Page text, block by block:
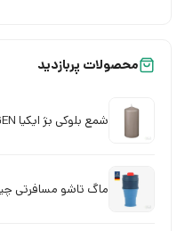
محصولات پربازدید
شمع بلوکی بژ ایکیا DAGLIGEN
ماگ تاشو مسافرتی